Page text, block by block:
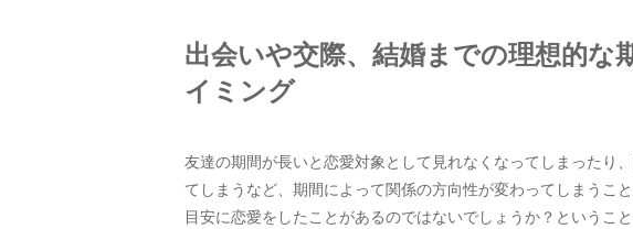
出会いや交際、結婚までの理想的な
イミング
友達の期間が長いと恋愛対象として見れなくなってしまったり
てしまうなど、期間によって関係の方向性が変わってしまうこ
目安に恋愛をしたことがあるのではないでしょうか？というこ